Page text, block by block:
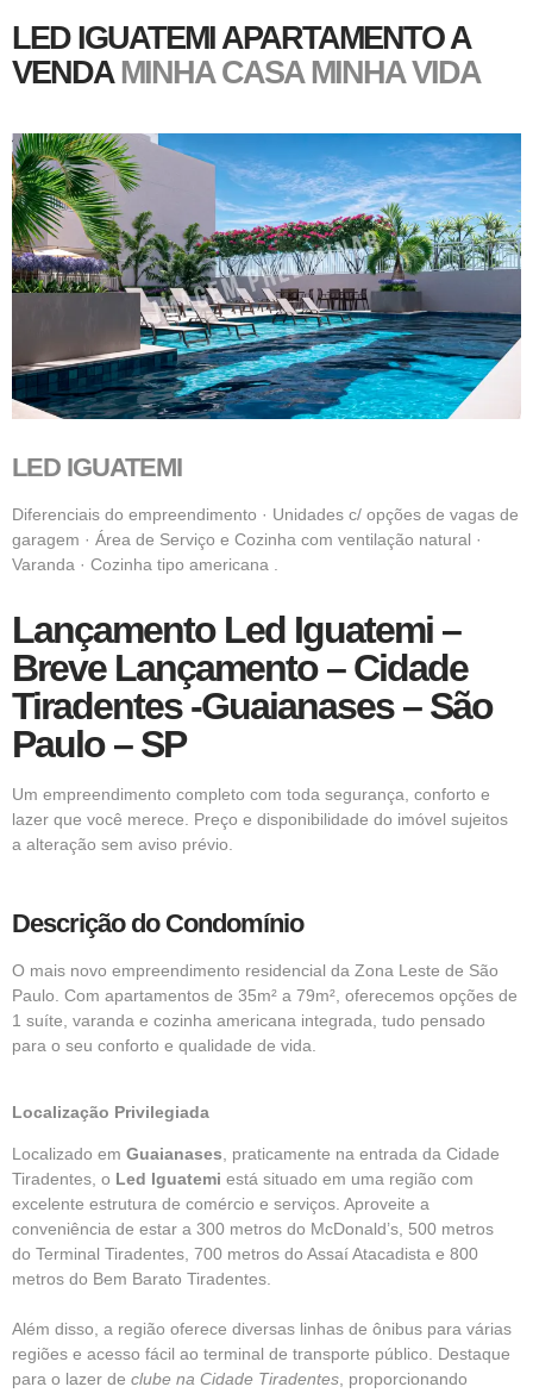
LED IGUATEMI APARTAMENTO A
VENDA MINHA CASA MINHA VIDA
LED IGUATEMI
Diferenciais do empreendimento · Unidades c/ opções de vagas de
garagem · Área de Serviço e Cozinha com ventilação natural ·
Varanda · Cozinha tipo americana .
Lançamento Led Iguatemi –
Breve Lançamento – Cidade
Tiradentes -Guaianases – São
Paulo – SP
Um empreendimento completo com toda segurança, conforto e
lazer que você merece. Preço e disponibilidade do imóvel sujeitos
a alteração sem aviso prévio.
Descrição do Condomínio
O mais novo empreendimento residencial da Zona Leste de São
Paulo. Com apartamentos de 35m² a 79m², oferecemos opções de
1 suíte, varanda e cozinha americana integrada, tudo pensado
para o seu conforto e qualidade de vida.
Localização Privilegiada
Localizado em Guaianases, praticamente na entrada da Cidade
Tiradentes, o Led Iguatemi está situado em uma região com
excelente estrutura de comércio e serviços. Aproveite a
conveniência de estar a 300 metros do McDonald’s, 500 metros
do Terminal Tiradentes, 700 metros do Assaí Atacadista e 800
metros do Bem Barato Tiradentes.
Além disso, a região oferece diversas linhas de ônibus para várias
regiões e acesso fácil ao terminal de transporte público. Destaque
para o lazer de clube na Cidade Tiradentes, proporcionando